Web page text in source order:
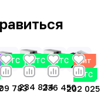
BTC
783
BTC
234 834
BTC
236 450
Хит
BTC
202 025